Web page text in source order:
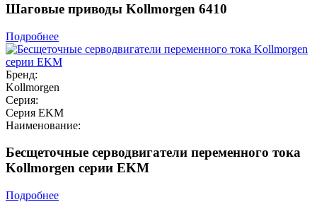
Шаговые приводы Kollmorgen 6410
Подробнее
Бренд:
Kollmorgen
Серия:
Серия EKM
Наименование:
Бесщеточные серводвигатели переменного тока
Kollmorgen серии EKM
Подробнее